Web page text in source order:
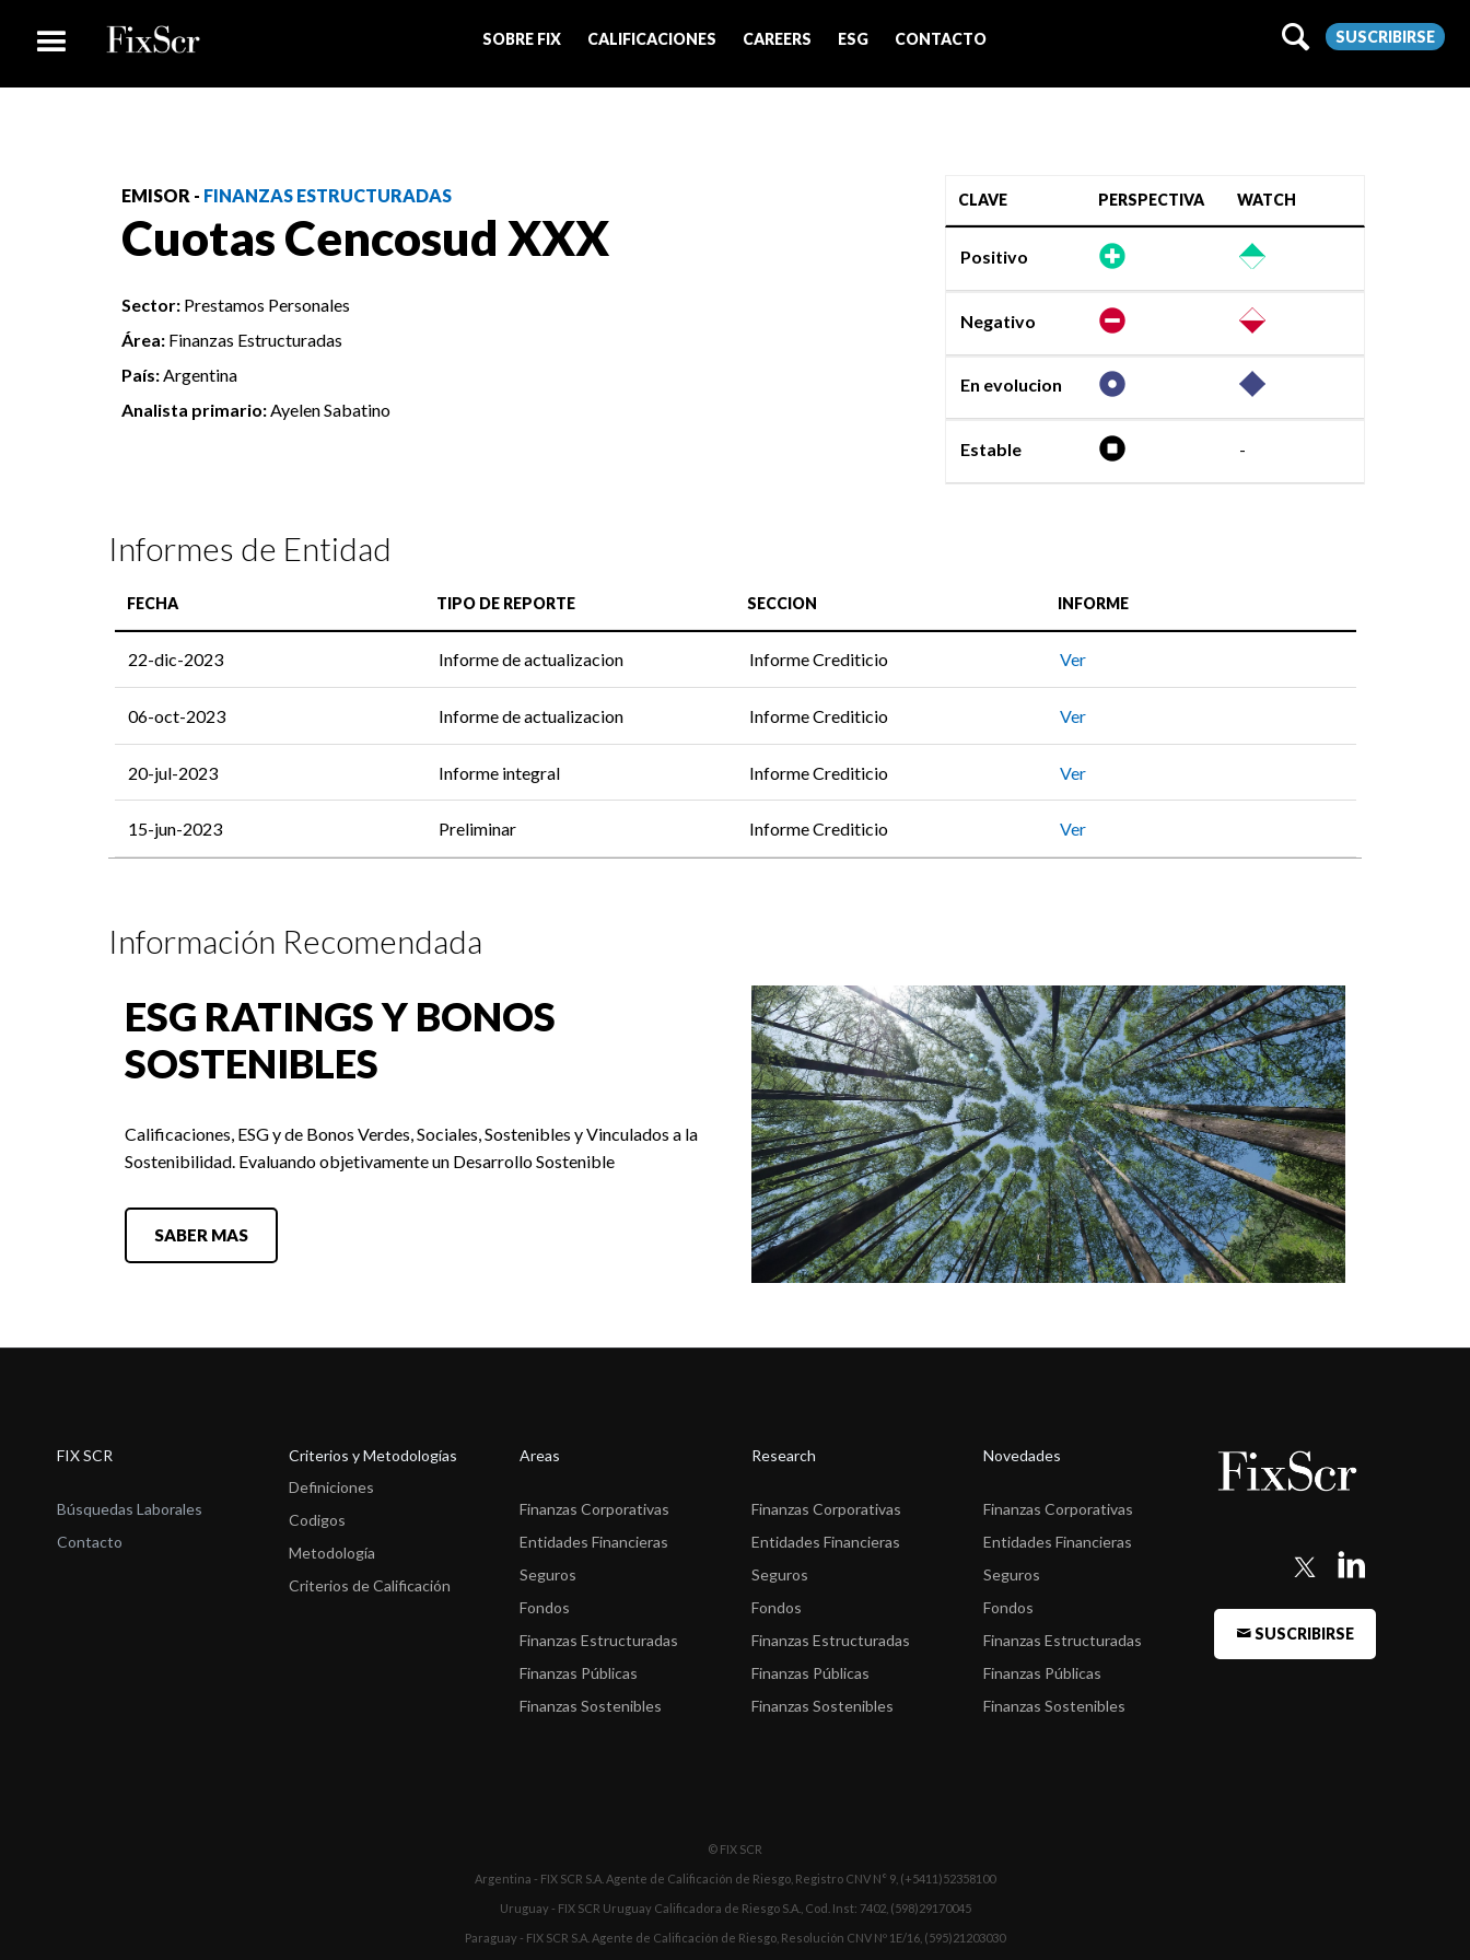
SOBRE FIX CALIFICACIONES CAREERS ESG CONTACTO SUSCRIBIRSE
EMISOR - FINANZAS ESTRUCTURADAS
Cuotas Cencosud XXX
Sector: Prestamos Personales
Área: Finanzas Estructuradas
País:Argentina
Analista primario:Ayelen Sabatino
CLAVE PERSPECTIVA WATCH
Positivo
Negativo
En evolucion
Estable -
Informes de Entidad
FECHA TIPO DE REPORTE SECCION INFORME
22-dic-2023 Informe de actualizacion Informe Crediticio Ver
06-oct-2023 Informe de actualizacion Informe Crediticio Ver
20-jul-2023 Informe integral Informe Crediticio Ver
15-jun-2023 Preliminar Informe Crediticio Ver
Información Recomendada
ESG RATINGS Y BONOS
SOSTENIBLES
Calificaciones, ESG y de Bonos Verdes, Sociales, Sostenibles y Vinculados a la
Sostenibilidad. Evaluando objetivamente un Desarrollo Sostenible
SABER MAS
FIX SCR
Búsquedas Laborales
Contacto
Criterios y Metodologías
Definiciones
Codigos
Metodología
Criterios de Calificación
Areas
Finanzas Corporativas
Entidades Financieras
Seguros
Fondos
Finanzas Estructuradas
Finanzas Públicas
Finanzas Sostenibles
Research
Finanzas Corporativas
Entidades Financieras
Seguros
Fondos
Finanzas Estructuradas
Finanzas Públicas
Finanzas Sostenibles
Novedades
Finanzas Corporativas
Entidades Financieras
Seguros
Fondos
Finanzas Estructuradas
Finanzas Públicas
Finanzas Sostenibles
SUSCRIBIRSE
© FIX SCR
Argentina - FIX SCR S.A. Agente de Calificación de Riesgo, Registro CNV N° 9, (+5411)52358100
Uruguay - FIX SCR Uruguay Calificadora de Riesgo S.A., Cod. Inst: 7402, (598)29170045
Paraguay - FIX SCR S.A. Agente de Calificación de Riesgo, Resolución CNV Nº 1E/16, (595)21203030